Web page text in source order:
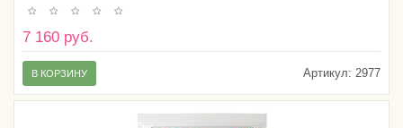
7 160 руб.
Артикул: 2977
В КОРЗИНУ